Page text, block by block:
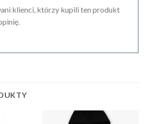
klienci, którzy kupili ten produkt